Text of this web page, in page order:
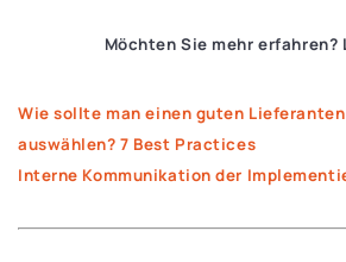
Möchten Sie mehr erfahren?
Wie sollte man einen guten Lieferanten
auswählen? 7 Best Practices
Interne Kommunikation der